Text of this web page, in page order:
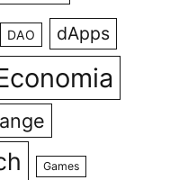
DAO dApps
Games